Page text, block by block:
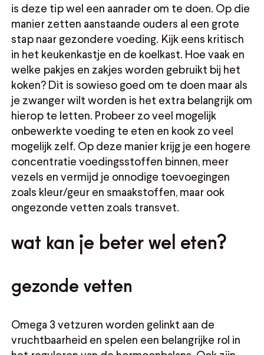
is deze tip wel een aanrader om te doen. Op die
manier zetten aanstaande ouders al een grote
stap naar gezondere voeding. Kijk eens kritisch
in het keukenkastje en de koelkast. Hoe vaak en
welke pakjes en zakjes worden gebruikt bij het
koken? Dit is sowieso goed om te doen maar als
je zwanger wilt worden is het extra belangrijk om
hierop te letten. Probeer zo veel mogelijk
onbewerkte voeding te eten en kook zo veel
mogelijk zelf. Op deze manier krijg je een hogere
concentratie voedingsstoffen binnen, meer
vezels en vermijd je onnodige toevoegingen
zoals kleur/geur en smaakstoffen, maar ook
ongezonde vetten zoals transvet.
wat kan je beter wel eten?
gezonde vetten
Omega 3 vetzuren worden gelinkt aan de
vruchtbaarheid en spelen een belangrijke rol in